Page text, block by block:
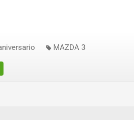
MAZDA 3